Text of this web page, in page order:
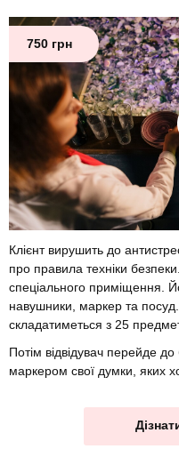
750 грн
Клієнт вирушить до
про правила техніки
спеціального приміщення.
навушники, маркер та
складатиметься з 25
Потім відвідувач перейде
маркером свої думки, яких